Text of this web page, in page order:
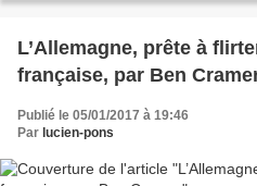
L’Allemagne, prête à
française, par Ben
Publié le 05/01/2017 à 19:46
Par lucien-pons